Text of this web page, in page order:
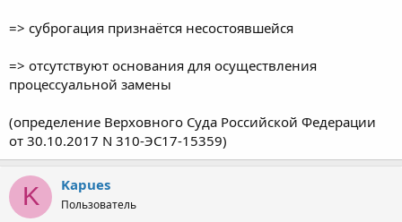
=> суброгация признаётся несостоявшейся
=> отсутствуют основания для осуществления
процессуальной замены
(определение Верховного Суда Российской Федерации
от 30.10.2017 N 310-ЭС17-15359)
K Kapues
Пользователь